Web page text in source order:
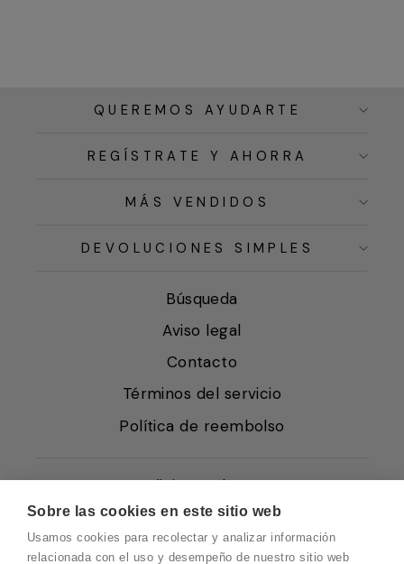
Sobre las cookies en este sitio web
Usamos cookies para recolectar y analizar información
relacionada con el uso y desempeño de nuestro sitio web
QUEREMOS AYUDARTE
REGÍSTRATE Y AHORRA
MÁS VENDIDOS
DEVOLUCIONES SIMPLES
Búsqueda
Aviso legal
Contacto
Términos del servicio
Política de reembolso
Condiciones de Venta
Quiénes somos
Política de Cookies